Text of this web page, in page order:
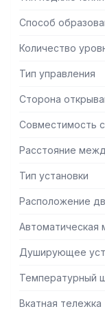
управлением
—
неисправностей
— WI-FI соединение
разрешения с
итальянскими и
— Настройка
оператора: на
используемые
рецепт
приготовления с
- Пар от +30 C до
Способ
Количество
Тип управления
Сторона
Совместимость
Расстояние
Тип установки
Расположение
Автоматическая
Душирующее
Температурный
Вкатная тележка